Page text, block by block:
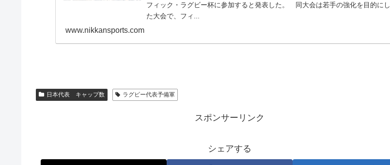
フィック・ラグビー杯に参加すると発表した。 同大会は若手の強化を目的にし
た大会で、フィ...
www.nikkansports.com
日本代表 キャップ数 ラグビー代表予備軍
スポンサーリンク
シェアする